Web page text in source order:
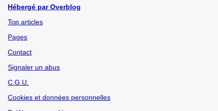
Hébergé par Overblog
Top articles
Pages
Contact
Signaler un abus
C.G.U.
Cookies et données personnelles